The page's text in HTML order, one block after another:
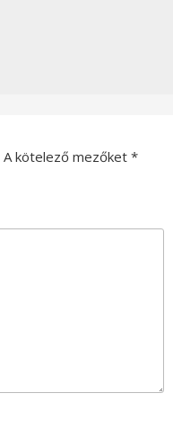
A kötelező mezőket *